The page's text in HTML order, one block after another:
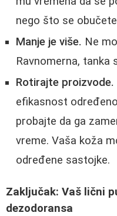
nego što se
Manje je više. Ne
Ravnomerna, tanka
Rotirajte proizvode.
efikasnost
probajte da ga
vreme. Vaša koža
određene sastojke.
Zaključak: Vaš lični
dezodoransa